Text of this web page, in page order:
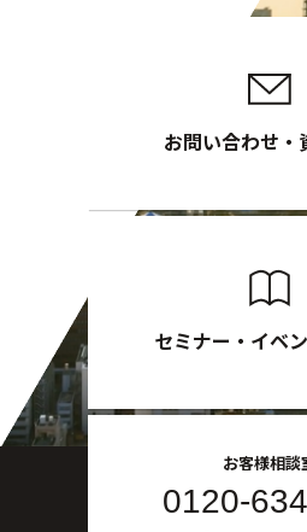
お問い合わせ・
セミナー・イベ
お客様相談
0120-